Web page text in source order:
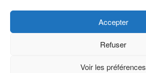
Accepter
Refuser
Voir les préférences